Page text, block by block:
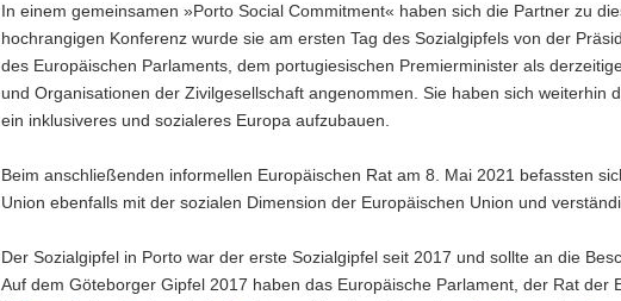
In einem gemeinsamen »Porto Social Commitment« haben sich die Partner zu
hochrangigen Konferenz wurde sie am ersten Tag des Sozialgipfels von der
des Europäischen Parlaments, dem portugiesischen Premierminister als
und Organisationen der Zivilgesellschaft angenommen. Sie haben sich weiterhin
ein inklusiveres und sozialeres Europa aufzubauen.
Beim anschließenden informellen Europäischen Rat am 8. Mai 2021 befassten
Union ebenfalls mit der sozialen Dimension der Europäischen Union und
Der Sozialgipfel in Porto war der erste Sozialgipfel seit 2017 und sollte an die
Auf dem Göteborger Gipfel 2017 haben das Europäische Parlament, der Rat